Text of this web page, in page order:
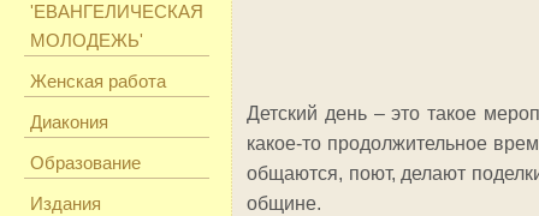
'ЕВАНГЕЛИЧЕСКАЯ
МОЛОДЕЖЬ'
Женская работа
Диакония
Образование
Издания
Детский день – это такое
какое-то продолжительное
общаются, поют, делают
общине.